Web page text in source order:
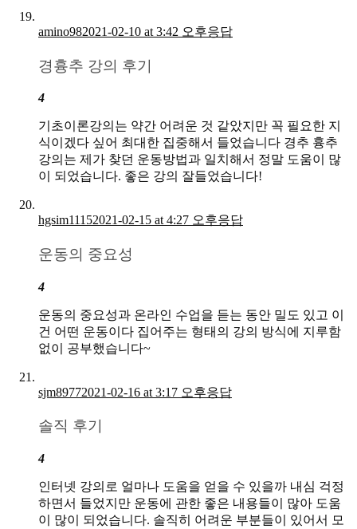
amino982021-02-10 at 3:42 오후응답
경흉추 강의 후기
4
기초이론강의는 약간 어려운 것 같았지만 꼭 필요한 지
식이겠다 싶어 최대한 집중해서 들었습니다 경추 흉추
강의는 제가 찾던 운동방법과 일치해서 정말 도움이 많
이 되었습니다. 좋은 강의 잘들었습니다!
hgsim11152021-02-15 at 4:27 오후응답
운동의 중요성
4
운동의 중요성과 온라인 수업을 듣는 동안 밀도 있고 이
건 어떤 운동이다 집어주는 형태의 강의 방식에 지루함
없이 공부했습니다~
sjm89772021-02-16 at 3:17 오후응답
솔직 후기
4
인터넷 강의로 얼마나 도움을 얻을 수 있을까 내심 걱정
하면서 들었지만 운동에 관한 좋은 내용들이 많아 도움
이 많이 되었습니다. 솔직히 어려운 부분들이 있어서 모